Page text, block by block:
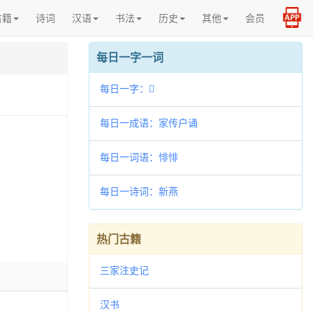
诗词 汉语 书法 历史 其他 会员
每日一字一词
每日一字：𠫶
每日一成语：家传户诵
每日一词语：悱悱
每日一诗词：新燕
热门古籍
三家注史记
汉书